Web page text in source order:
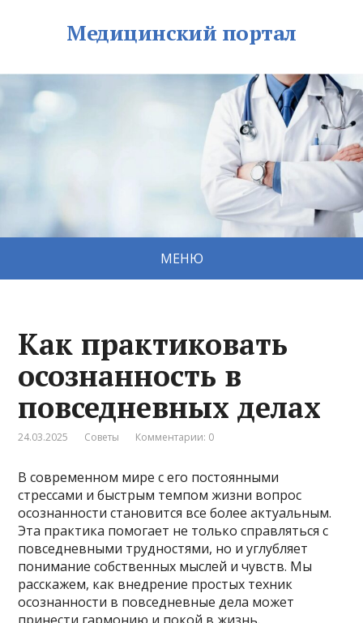
Медицинский портал
МЕНЮ
Как практиковать
осознанность в
повседневных делах
24.03.2025 Советы Комментарии: 0
В современном мире с его постоянными
стрессами и быстрым темпом жизни вопрос
осознанности становится все более актуальным.
Эта практика помогает не только справляться с
повседневными трудностями, но и углубляет
понимание собственных мыслей и чувств. Мы
расскажем, как внедрение простых техник
осознанности в повседневные дела может